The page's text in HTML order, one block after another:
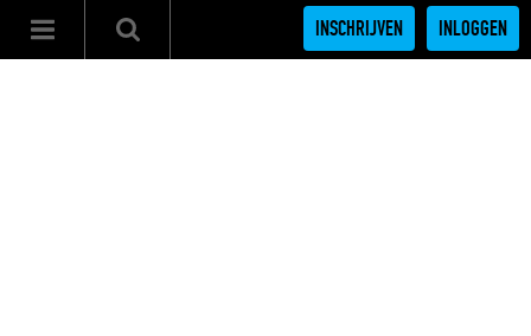
INSCHRIJVEN INLOGGEN